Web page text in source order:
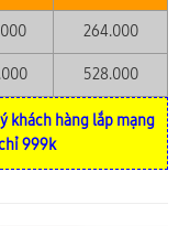
264.000
528.000
khách hàng lắp mạng
999k